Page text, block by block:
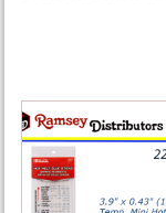
22867
-
2093
3.9"